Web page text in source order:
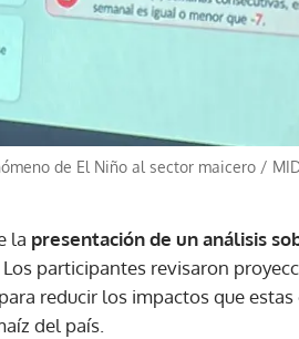
de El Niño al sector maicero /
la presentación de un análisis
Los participantes revisaron
reducir los impactos que
del país.